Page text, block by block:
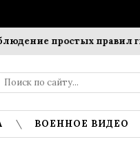
простых правил
ВОЕННОЕ ВИДЕО